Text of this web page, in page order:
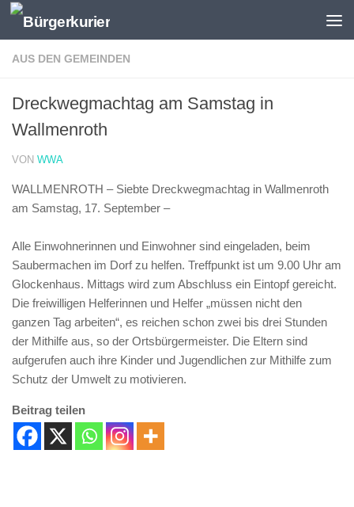
Zum Inhalt springen
AUS DEN GEMEINDEN
Dreckwegmachtag am Samstag in
Wallmenroth
VON WWA
WALLMENROTH – Siebte Dreckwegmachtag in Wallmenroth
am Samstag, 17. September –
Alle Einwohnerinnen und Einwohner sind eingeladen, beim
Saubermachen im Dorf zu helfen. Treffpunkt ist um 9.00 Uhr am
Glockenhaus. Mittags wird zum Abschluss ein Eintopf gereicht.
Die freiwilligen Helferinnen und Helfer „müssen nicht den
ganzen Tag arbeiten“, es reichen schon zwei bis drei Stunden
der Mithilfe aus, so der Ortsbürgermeister. Die Eltern sind
aufgerufen auch ihre Kinder und Jugendlichen zur Mithilfe zum
Schutz der Umwelt zu motivieren.
Beitrag teilen